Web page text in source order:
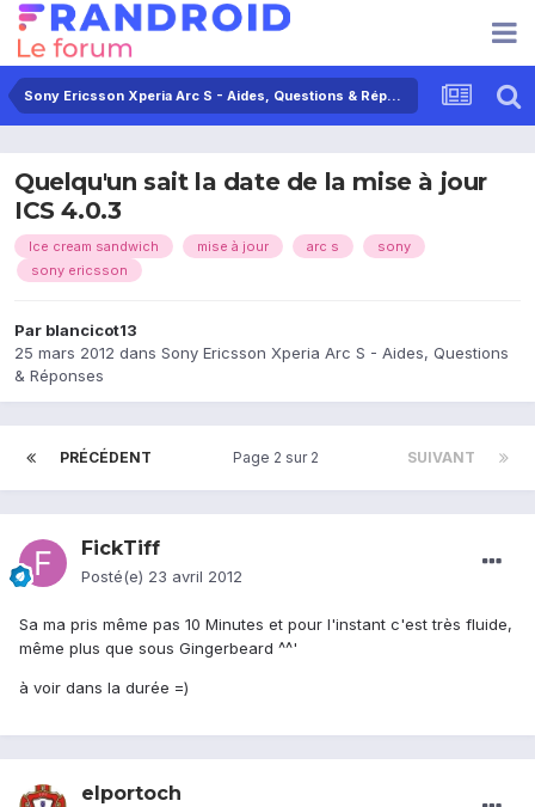
Sony Ericsson Xperia Arc S - Aides, Questions & Réponses
Quelqu'un sait la date de la mise à jour
ICS 4.0.3
Ice cream sandwich mise à jour arc s
sony
sony ericsson
Par blancicot13
25 mars 2012 dans Sony Ericsson Xperia Arc S - Aides, Questions
& Réponses
PRÉCÉDENT SUIVANT
Page 2 sur 2
FickTiff
Posté(e) 23 avril 2012
Sa ma pris même pas 10 Minutes et pour l'instant c'est très fluide,
même plus que sous Gingerbeard ^^'
à voir dans la durée =)
elportoch